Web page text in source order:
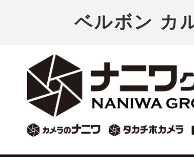
ベルボン カ